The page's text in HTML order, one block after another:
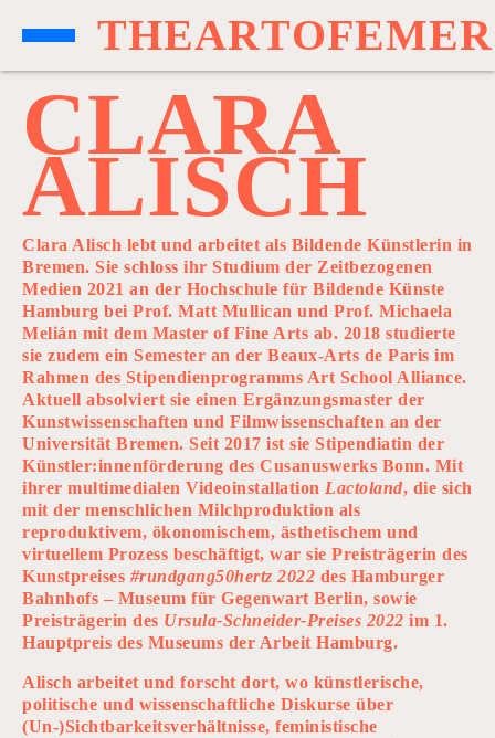
THEARTOFEMER
CLARA
ALISCH
Clara Alisch lebt und arbeitet als Bildende Künstlerin in
Bremen. Sie schloss ihr Studium der Zeitbezogenen
Medien 2021 an der Hochschule für Bildende Künste
Hamburg bei Prof. Matt Mullican und Prof. Michaela
Melián mit dem Master of Fine Arts ab. 2018 studierte
sie zudem ein Semester an der Beaux-Arts de Paris im
Rahmen des Stipendienprogramms Art School Alliance.
Aktuell absolviert sie einen Ergänzungsmaster der
Kunstwissenschaften und Filmwissenschaften an der
Universität Bremen. Seit 2017 ist sie Stipendiatin der
Künstler:innenförderung des Cusanuswerks Bonn. Mit
ihrer multimedialen Videoinstallation Lactoland, die sich
mit der menschlichen Milchproduktion als
reproduktivem, ökonomischem, ästhetischem und
virtuellem Prozess beschäftigt, war sie Preisträgerin des
Kunstpreises #rundgang50hertz 2022 des Hamburger
Bahnhofs – Museum für Gegenwart Berlin, sowie
Preisträgerin des Ursula-Schneider-Preises 2022 im 1.
Hauptpreis des Museums der Arbeit Hamburg.
Alisch arbeitet und forscht dort, wo künstlerische,
politische und wissenschaftliche Diskurse über
(Un-)Sichtbarkeitsverhältnisse, feministische